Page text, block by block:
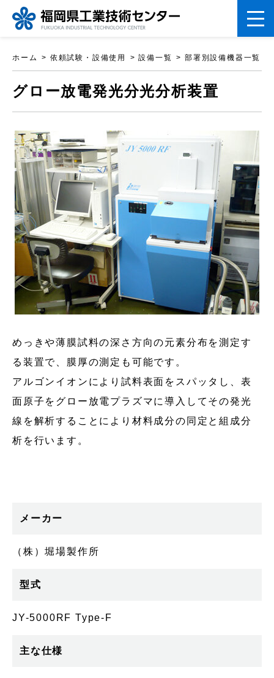
す。
ホーム 依頼試験・設備使用 設備一覧 部署別設備機器一覧
こ
ら
本
文
で
す
グロー放電発光分光分析装置
めっきや薄膜試料の深さ方向の元素分布を測定す
る装置で、膜厚の測定も可能です。
アルゴンイオンにより試料表面をスパッタし、表
面原子をグロー放電プラズマに導入してその発光
線を解析することにより材料成分の同定と組成分
析を行います。
メーカー
（株）堀場製作所
型式
JY-5000RF Type-F
主な仕様